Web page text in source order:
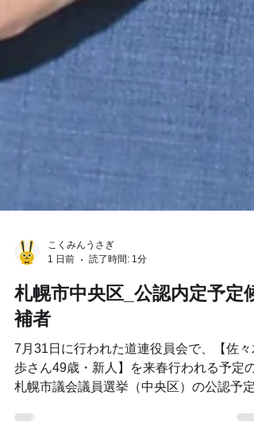
こくみんうさぎ
1 日前
札幌市中央区_公認内定予定候
補者
7月31日に行われた道連役員会で、【佐々